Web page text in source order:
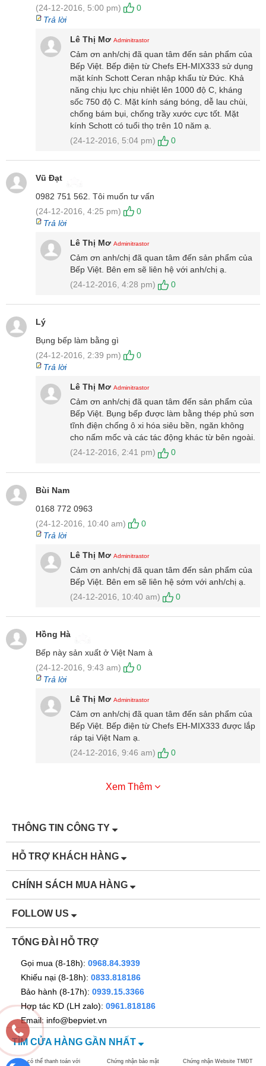
Bảng điều khiển cảm ứng hoạt động độc lập cho từng vùng nấu.
Thiết kế giao diện đơn giản, khoa học, dễ sử dụng. Ngoài ra, bếp
hỗ trợ hàng loạt các tính năng thông minh khác như hẹn giờ nấu
cho từng bếp nấu có báo âm thanh, chia sẻ công suất tự động
người sử dụng.
Bụng bếp bằng thép phủ sơn tĩnh điện siêu bền, chống oxi hóa,
chống ăn mòn cực tốt trong môi trường nhiều dầu mỡ. Hệ thống
nhiệt nhanh chóng. Thông số kỹ thuật in dưới bụng bếp với đầy
đủ xuất xứ, chi tiết sản phẩm. Bếp được thiết kế lắp âm cho
không gian gọn gàng, sang trọng. Bếp sử dụng nguồn điện 220V/
50Hz phù hợp điện lưới Việt Nam.
Bếp được bảo hành 3 năm chính hãng Chefs tại nhà giúp khách
Nếu chưa ưng ý mẫu bếp này, quý khách có thể xem thêm
các mẫubếp điện từ
(24-12-2016, 5:00 pm)
0
Trả lời
Lê Thị Mơ Adminitrastor
Cảm ơn anh/chị đã quan tâm đến sản phẩm của
Bếp Việt. Bếp điện từ Chefs EH-MIX333 sử dụng
mặt kính Schott Ceran nhập khẩu từ Đức. Khả
năng chịu lực chịu nhiệt lên 1000 độ C, kháng
sốc 750 độ C. Mặt kính sáng bóng, dễ lau chùi,
chống bám bụi, chống trầy xước cực tốt. Mặt
kính Schott có tuổi thọ trên 10 năm ạ.
(24-12-2016, 5:04 pm)
0
Vũ Đạt
0982 751 562. Tôi muốn tư vấn
(24-12-2016, 4:25 pm)
0
Trả lời
Lê Thị Mơ Adminitrastor
Cảm ơn anh/chị đã quan tâm đến sản phẩm của
Bếp Việt. Bên em sẽ liên hệ với anh/chị ạ.
(24-12-2016, 4:28 pm)
0
Lý
Bụng bếp làm bằng gì
(24-12-2016, 2:39 pm)
0
Trả lời
Lê Thị Mơ Adminitrastor
Cảm ơn anh/chị đã quan tâm đến sản phẩm của
Bếp Việt. Bụng bếp được làm bằng thép phủ sơn
tĩnh điện chống ô xi hóa siêu bền, ngăn không
cho nấm mốc và các tác động khác từ bên ngoài.
(24-12-2016, 2:41 pm)
0
Bùi Nam
0168 772 0963
(24-12-2016, 10:40 am)
0
Trả lời
Lê Thị Mơ Adminitrastor
Cảm ơn anh/chị đã quan tâm đến sản phẩm của
Bếp Việt. Bên em sẽ liên hệ sớm với anh/chị ạ.
(24-12-2016, 10:40 am)
0
Hồng Hà
Bếp này sản xuất ở Việt Nam à
(24-12-2016, 9:43 am)
0
Trả lời
Lê Thị Mơ Adminitrastor
Cảm ơn anh/chị đã quan tâm đến sản phẩm của
Bếp Việt. Bếp điện từ Chefs EH-MIX333 được lắp
ráp tại Việt Nam ạ.
(24-12-2016, 9:46 am)
0
Xem Thêm
THÔNG TIN CÔNG TY
HỖ TRỢ KHÁCH HÀNG
CHÍNH SÁCH MUA HÀNG
FOLLOW US
TỔNG ĐÀI HỖ TRỢ
Gọi mua (8-18h): 0968.84.3939
Khiếu nại (8-18h): 0833.818186
Bảo hành (8-17h): 0939.15.3366
Hợp tác KD (LH zalo): 0961.818186
Email: info@bepviet.vn
TÌM CỬA HÀNG GẦN NHẤT
Bạn có thể thanh toán với Chứng nhận bảo mật Chứng nhận Website TMĐT